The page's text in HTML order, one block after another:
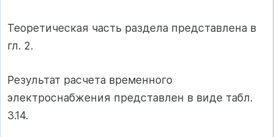
Теоретическая часть раздела представлена в
гл. 2.
Результат расчета временного
электроснабжения представлен в виде табл.
3.14.